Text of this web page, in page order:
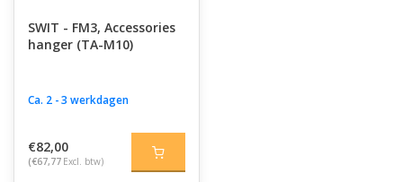
SWIT - FM3, Accessories
hanger (TA-M10)
Ca. 2 - 3 werkdagen
€82,00
(€67,77 Excl. btw)